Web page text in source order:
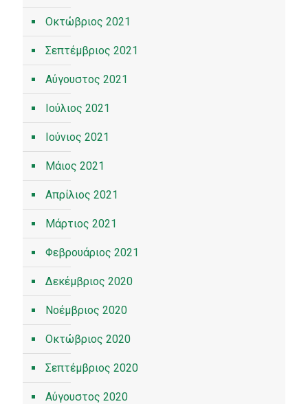
Οκτώβριος 2021
Σεπτέμβριος 2021
Αύγουστος 2021
Ιούλιος 2021
Ιούνιος 2021
Μάιος 2021
Απρίλιος 2021
Μάρτιος 2021
Φεβρουάριος 2021
Δεκέμβριος 2020
Νοέμβριος 2020
Οκτώβριος 2020
Σεπτέμβριος 2020
Αύγουστος 2020